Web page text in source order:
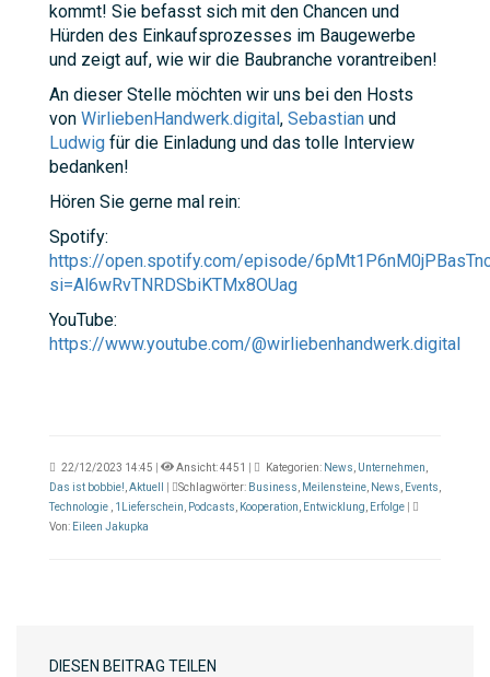
kommt! Sie befasst sich mit den Chancen und
Hürden des Einkaufsprozesses im Baugewerbe
und zeigt auf, wie wir die Baubranche vorantreiben!
An dieser Stelle möchten wir uns bei den Hosts
von WirliebenHandwerk.digital , Sebastian und
Ludwig für die Einladung und das tolle Interview
bedanken!
Hören Sie gerne mal rein:
Spotify:
https://open.spotify.com/episode/
si=Al6wRvTNRDSbiKTMx8OUag
YouTube:
https://www.youtube.com/@wirliebenhandwerk.digital
22/12/2023 14:45 Ansicht: 4451 Kategorien: News, Unternehmen,
Das ist bobbie!,Aktuell Schlagwörter: Business, Meilensteine, News, Events,
Technologie , 1Lieferschein, Podcasts, Kooperation, Entwicklung, Erfolge
Von: Eileen Jakupka
DIESEN BEITRAG TEILEN